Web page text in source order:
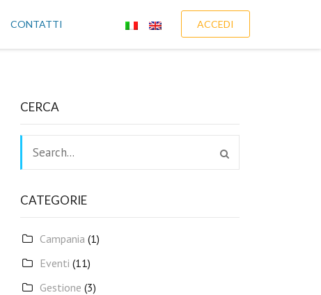
CONTATTI ACCEDI
CERCA
CATEGORIE
Campania (1)
Eventi (11)
Gestione (3)